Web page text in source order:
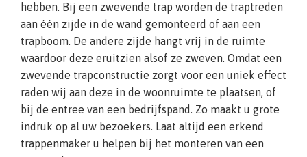
hebben. Bij een zwevende trap worden de traptreden
aan één zijde in de wand gemonteerd of aan een
trapboom. De andere zijde hangt vrij in de ruimte
waardoor deze eruitzien alsof ze zweven. Omdat een
zwevende trapconstructie zorgt voor een uniek effect
raden wij aan deze in de woonruimte te plaatsen, of
bij de entree van een bedrijfspand. Zo maakt u grote
indruk op al uw bezoekers. Laat altijd een erkend
trappenmaker u helpen bij het monteren van een